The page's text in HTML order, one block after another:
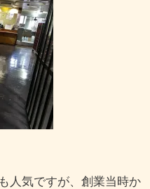
人気ですが、創業当時か